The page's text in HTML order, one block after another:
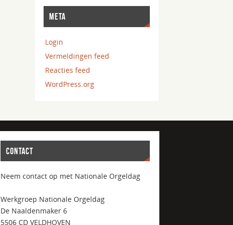
META
Login
Vermeldingen feed
Reacties feed
WordPress.org
CONTACT
Neem contact op met Nationale Orgeldag
Werkgroep Nationale Orgeldag
De Naaldenmaker 6
5506 CD VELDHOVEN